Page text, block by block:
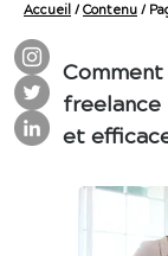
Accueil / Contenu /
et